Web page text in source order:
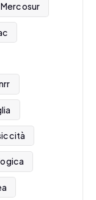
Mercosur